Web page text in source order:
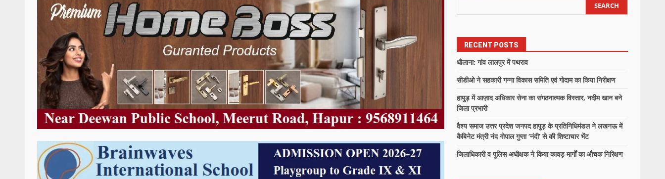
SEARCH
RECENT POSTS
धौलाना: गांव लालपुर में पथराव
सीडीओ ने सहकारी गन्ना विकास समिति एवं गोदाम का किया निरीक्षण
हापुड़ में आज़ाद अधिकार सेना का संगठनात्मक विस्तार, नदीम खान बने
जिला प्रभारी
वैश्य समाज उत्तर प्रदेश जनपद हापुड़ के प्रतिनिधिमंडल ने लखनऊ में
कैबिनेट मंत्री नंद गोपाल गुप्ता ‘नंदी’ से की शिष्टाचार भेंट
जिलाधिकारी व पुलिस अधीक्षक ने किया कावड़ मार्गों का औचक निरिक्षण